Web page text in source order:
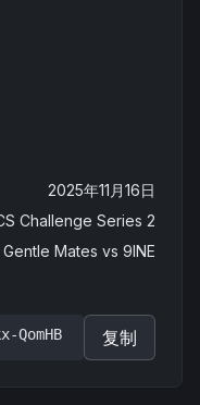
2025年11月16日
Challenge Series 2
Gentle Mates vs 9INE
QomHB 复制